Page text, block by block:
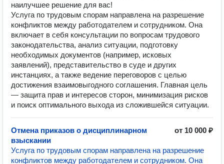
наилучшее решение для вас!
Услуга по трудовым спорам направлена на разрешение
конфликтов между работодателем и сотрудником. Она
включает в себя консультации по вопросам трудового
законодательства, анализ ситуации, подготовку
необходимых документов (например, исковых
заявлений), представительство в суде и других
инстанциях, а также ведение переговоров с целью
достижения взаимовыгодного соглашения. Главная цель
— защита прав и интересов сторон, минимизация рисков
и поиск оптимального выхода из сложившейся ситуации.
Отмена приказов о дисциплинарном
взыскании
от 10 000 ₽
Услуга по трудовым спорам направлена на разрешение
конфликтов между работодателем и сотрудником. Она